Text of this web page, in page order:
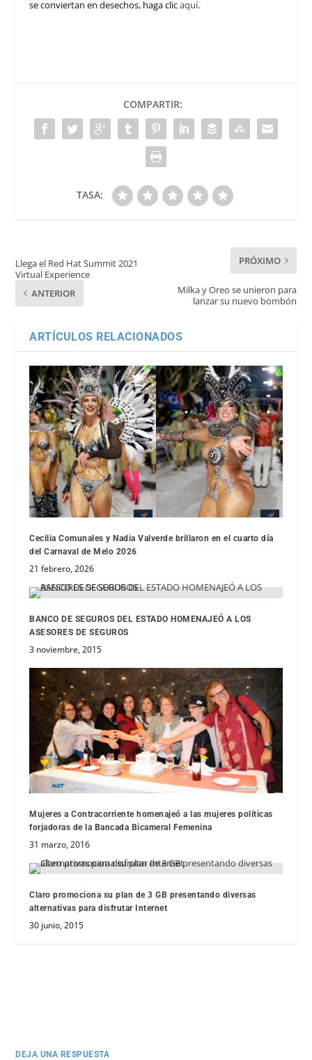
se conviertan en desechos, haga clicaquí.
COMPARTIR:
TASA:
Llega el Red Hat Summit 2021
Virtual Experience
ANTERIOR
PRÓXIMO
Milka y Oreo se unieron para
lanzar su nuevo bombón
ARTÍCULOS RELACIONADOS
Cecilia Comunales y Nadia Valverde brillaron en el cuarto día
del Carnaval de Melo 2026
21 febrero, 2026
BANCO DE SEGUROS DEL ESTADO HOMENAJEÓ A LOS
ASESORES DE SEGUROS
3 noviembre, 2015
Mujeres a Contracorriente homenajeó a las mujeres políticas
forjadoras de la Bancada Bicameral Femenina
31 marzo, 2016
Claro promociona su plan de 3 GB presentando diversas
alternativas para disfrutar Internet
30 junio, 2015
DEJA UNA RESPUESTA